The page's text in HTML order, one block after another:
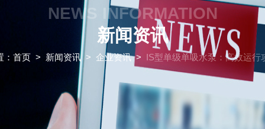
NEWS INFORMATION
新闻资讯
首页 > 新闻资讯> 企业资讯> IS型单级单吸水泵：高效运行